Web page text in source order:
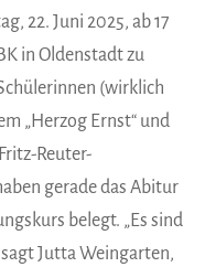
22. Juni 2025, ab 17
in Oldenstadt zu
(wirklich
„Herzog Ernst“ und
Reuter-
gerade das Abitur
belegt. „Es sind
Jutta Weingarten,